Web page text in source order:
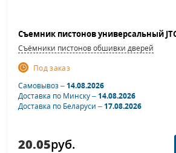
Съёмники пистонов обшивки дверей
Под заказ
Самовывоз –14.08.2026
Доставка по Минску –14.08.2026
Доставка по Беларуси –17.08.2026
20.05руб.